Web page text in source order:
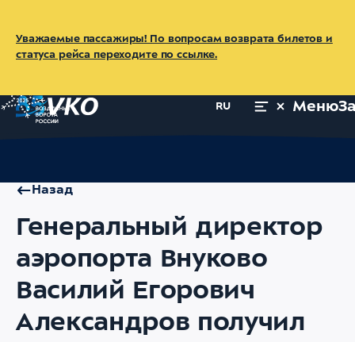
Уважаемые пассажиры! По вопросам возврата билетов и
статуса рейса переходите по ссылке.
RU Меню
Назад
Генеральный директор
аэропорта Внуково
Василий Егорович
Александров получил